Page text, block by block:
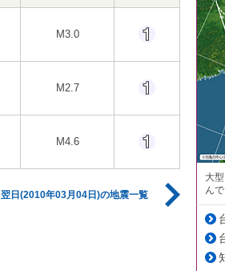
M3.0
M2.7
M4.6
翌日(2010年03月04日)の地震一覧
大
ん